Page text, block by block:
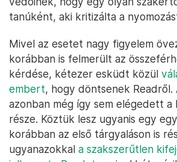
The Boston Globe / Getty Images
A védelem az ügyészséget is
vádolta, és ez alapján támadták
vádpontokat. Cannone viszont
norfolki kerületi ügyészség
kizárására irányuló külön
második tárgyalás előtt Cannone